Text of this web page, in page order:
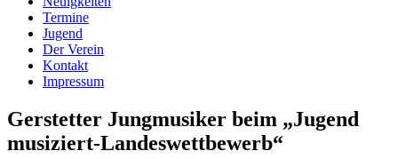
Termine
Jugend
Der Verein
Kontakt
Impressum
Gerstetter Jungmusiker beim „Jugend
musiziert-Landeswettbewerb“